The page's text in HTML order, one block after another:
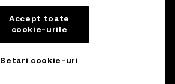
Accept toate
cookie-urile
Setări cookie-uri